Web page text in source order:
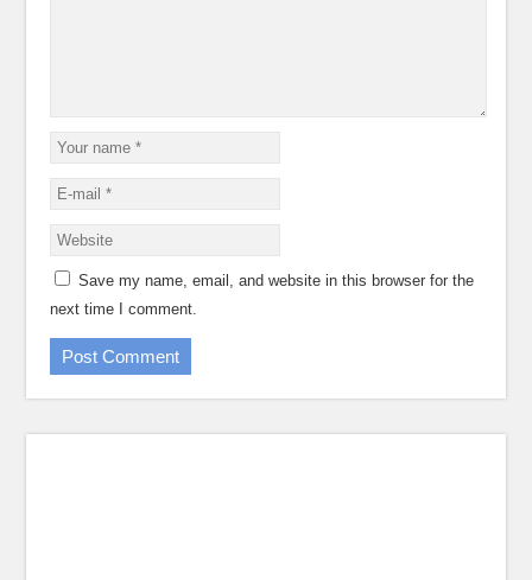
Save my name, email, and website in this browser for the
next time I comment.